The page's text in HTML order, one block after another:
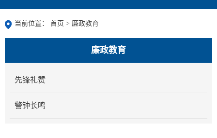
当前位置： 首页 > 廉政教育
廉政教育
先锋礼赞
警钟长鸣